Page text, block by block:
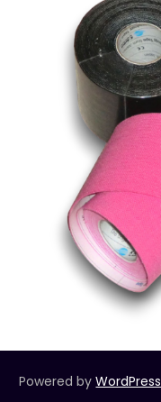
Powered byWordPress